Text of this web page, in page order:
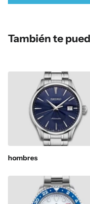
También te
hombres